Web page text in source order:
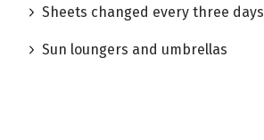
Sheets changed every three days
Sun loungers and umbrellas